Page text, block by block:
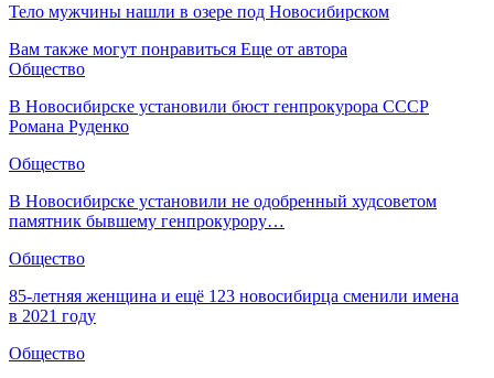
Тело мужчины нашли в озере под Новосибирском
Вам также могут понравиться Еще от автора
Общество
В Новосибирске установили бюст генпрокурора СССР
Романа Руденко
Общество
В Новосибирске установили не одобренный худсоветом
памятник бывшему генпрокурору…
Общество
85-летняя женщина и ещё 123 новосибирца сменили имена
в 2021 году
Общество